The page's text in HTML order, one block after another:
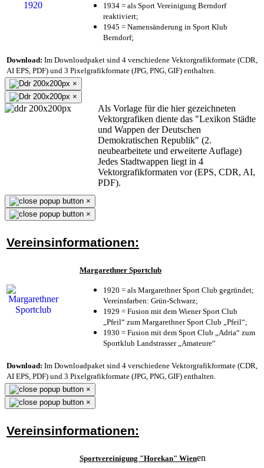
1934 = als Sport Vereinigung Berndorf
reaktiviert;
1945 = Namensänderung in Sport Klub
Berndorf;
Download: Im Downloadpaket sind 4 verschiedene Vektorgrafikformate (CDR,
AI EPS, PDF) und 3 Pixelgrafikformate (JPG, PNG, GIF) enthalten.
×
×
Als Vorlage für die hier gezeichneten
Vektorgrafiken diente das "Lexikon Städte
und Wappen der Deutschen
Demokratischen Republik" (2.
neubearbeitete und erweiterte Auflage)
Jedes Stadtwappen liegt in 4
Vektorgrafikformaten vor (EPS, CDR, AI,
PDF).
×
×
Vereinsinformationen:
Margarethner Sportclub
1920 = als Margarethner Sport Club gegründet;
Vereinsfarben: Grün-Schwarz;
1929 = Fusion mit dem Wiener Sport Club
„Pfeil“ zum Margarethner Sport Club „Pfeil“;
1930 = Fusion mit dem Sport Club „Adria“ zum
Sportklub Landstrasser „Amateure“
Download: Im Downloadpaket sind 4 verschiedene Vektorgrafikformate (CDR,
AI EPS, PDF) und 3 Pixelgrafikformate (JPG, PNG, GIF) enthalten.
×
×
Vereinsinformationen:
Sportvereinigung "Horekan" Wienen